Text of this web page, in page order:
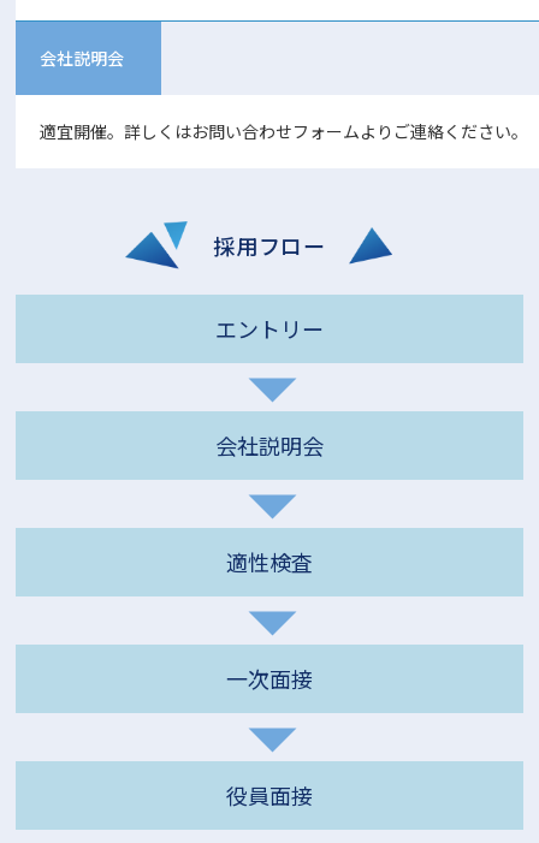
会社説明会
適宜開催。詳しくはお問い合わせフォームよりご連絡ください。
採用フロー
エントリー
会社説明会
適性検査
一次面接
役員面接